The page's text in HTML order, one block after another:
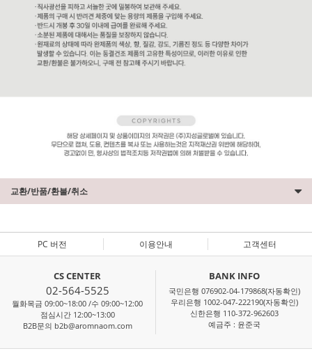
교환/반품/환불/취소
PC 버전 이용안내 고객센터
CS CENTER
02-564-5525
월화목금 09:00~18:00 /수 09:00~12:00
점심시간 12:00~13:00
B2B문의 b2b@aromnaom.com
BANK INFO
국민은행 076902-04-179868(자동확인)
우리은행 1002-047-222190(자동확인)
신한은행 110-372-962603
예금주 : 윤준국